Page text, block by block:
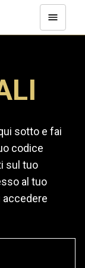
sotto e fai
codice
sul tuo
al tuo
accedere